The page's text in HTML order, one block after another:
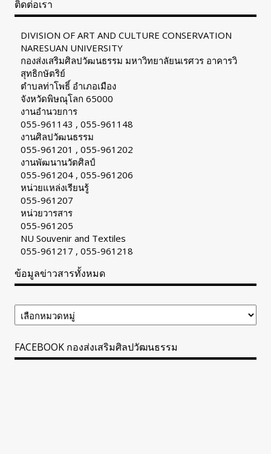
ติดต่อเรา
DIVISION OF ART AND CULTURE CONSERVATION
NARESUAN UNIVERSITY
กองส่งเสริมศิลปวัฒนธรรม มหาวิทยาลัยนเรศวร อาคารวิ
สุทธิกษัตริย์
ตำบลท่าโพธิ์ อำเภอเมือง
จังหวัดพิษณุโลก 65000
งานอำนวยการ
055-961143 , 055-961148
งานศิลปวัฒนธรรม
055-961201 , 055-961202
งานพัฒนานวัตศิลป์
055-961204 , 055-961206
หน่วยแหล่งเรียนรู้
055-961207
หน่วยวารสาร
055-961205
NU Souvenir and Textiles
055-961217 , 055-961218
ข้อมูลข่าวสารทั้งหมด
ข้อมูล
ข่าวสาร
FACEBOOK กองส่งเสริมศิลปวัฒนธรรม